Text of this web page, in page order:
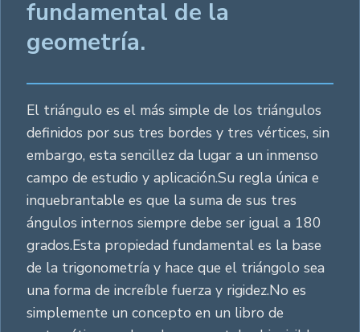
fundamental de la
geometría.
El triángulo es el más simple de los triángulos
definidos por sus tres bordes y tres vértices, sin
embargo, esta sencillez da lugar a un inmenso
campo de estudio y aplicación.Su regla única e
inquebrantable es que la suma de sus tres
ángulos internos siempre debe ser igual a 180
grados.Esta propiedad fundamental es la base
de la trigonometría y hace que el triángolo sea
una forma de increíble fuerza y rigidez.No es
simplemente un concepto en un libro de